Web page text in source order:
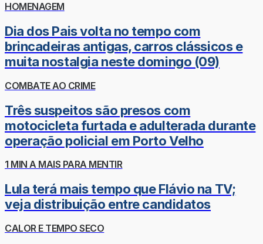
HOMENAGEM
Dia dos Pais volta no tempo com
brincadeiras antigas, carros clássicos e
muita nostalgia neste domingo (09)
COMBATE AO CRIME
Três suspeitos são presos com
motocicleta furtada e adulterada durante
operação policial em Porto Velho
1 MIN A MAIS PARA MENTIR
Lula terá mais tempo que Flávio na TV;
veja distribuição entre candidatos
CALOR E TEMPO SECO